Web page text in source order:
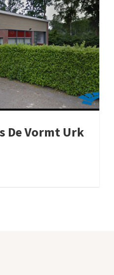
De Vormt Urk